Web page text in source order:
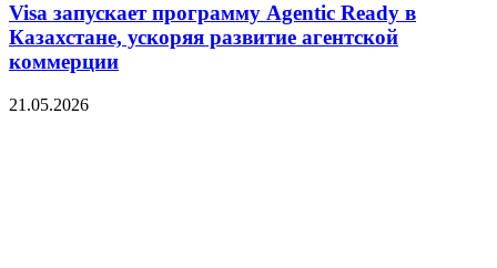
Visa запускает программу Agentic Ready в
Казахстане, ускоряя развитие агентской
коммерции
21.05.2026